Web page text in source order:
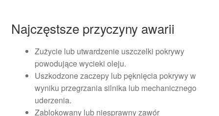
Najczęstsze przyczyny awarii
Zużycie lub utwardzenie uszczelki pokrywy
powodujące wycieki oleju.
Uszkodzone zaczepy lub pęknięcia pokrywy w
wyniku przegrzania silnika lub mechanicznego
uderzenia.
Zablokowany lub niesprawny zawór